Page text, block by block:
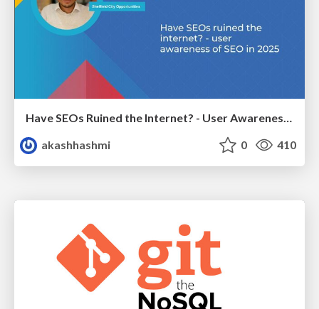
Have SEOs Ruined the Internet? - User Awareness of SEO in 2025
akashhashmi
0 410